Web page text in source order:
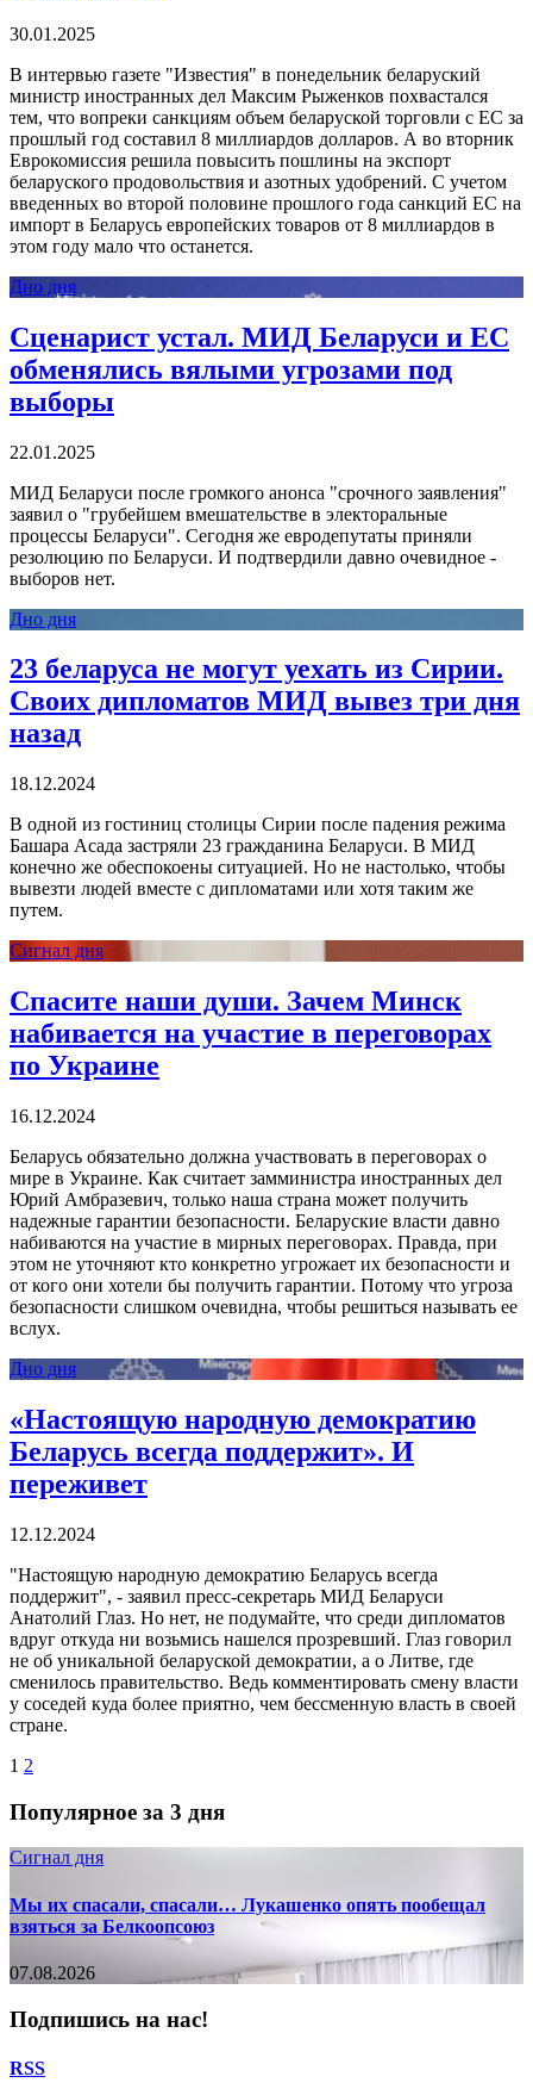
30.01.2025
В интервью газете "Известия" в понедельник беларуский
министр иностранных дел Максим Рыженков похвастался
тем, что вопреки санкциям объем беларуской торговли с ЕС за
прошлый год составил 8 миллиардов долларов. А во вторник
Еврокомиссия решила повысить пошлины на экспорт
беларуского продовольствия и азотных удобрений. С учетом
введенных во второй половине прошлого года санкций ЕС на
импорт в Беларусь европейских товаров от 8 миллиардов в
этом году мало что останется.
Дно дня
Сценарист устал. МИД Беларуси и ЕС
обменялись вялыми угрозами под
выборы
22.01.2025
МИД Беларуси после громкого анонса "срочного заявления"
заявил о "грубейшем вмешательстве в электоральные
процессы Беларуси". Сегодня же евродепутаты приняли
резолюцию по Беларуси. И подтвердили давно очевидное -
выборов нет.
Дно дня
23 беларуса не могут уехать из Сирии.
Своих дипломатов МИД вывез три дня
назад
18.12.2024
В одной из гостиниц столицы Сирии после падения режима
Башара Асада застряли 23 гражданина Беларуси. В МИД
конечно же обеспокоены ситуацией. Но не настолько, чтобы
вывезти людей вместе с дипломатами или хотя таким же
путем.
Сигнал дня
Спасите наши души. Зачем Минск
набивается на участие в переговорах
по Украине
16.12.2024
Беларусь обязательно должна участвовать в переговорах о
мире в Украине. Как считает замминистра иностранных дел
Юрий Амбразевич, только наша страна может получить
надежные гарантии безопасности. Беларуские власти давно
набиваются на участие в мирных переговорах. Правда, при
этом не уточняют кто конкретно угрожает их безопасности и
от кого они хотели бы получить гарантии. Потому что угроза
безопасности слишком очевидна, чтобы решиться называть ее
вслух.
Дно дня
«Настоящую народную демократию
Беларусь всегда поддержит». И
переживет
12.12.2024
"Настоящую народную демократию Беларусь всегда
поддержит", - заявил пресс-секретарь МИД Беларуси
Анатолий Глаз. Но нет, не подумайте, что среди дипломатов
вдруг откуда ни возьмись нашелся прозревший. Глаз говорил
не об уникальной беларуской демократии, а о Литве, где
сменилось правительство. Ведь комментировать смену власти
у соседей куда более приятно, чем бессменную власть в своей
стране.
1 2
Популярное за 3 дня
Сигнал дня
Мы их спасали, спасали… Лукашенко опять пообещал
взяться за Белкоопсоюз
07.08.2026
Подпишись на нас!
RSS